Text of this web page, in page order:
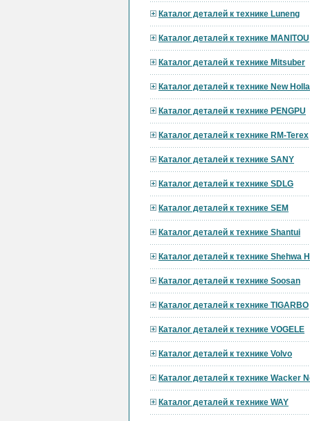
Каталог деталей к технике Luneng
Каталог деталей к технике MANITOU
Каталог деталей к технике Mitsuber
Каталог деталей к технике New
Каталог деталей к технике PENGPU
Каталог деталей к технике RM-Terex
Каталог деталей к технике SANY
Каталог деталей к технике SDLG
Каталог деталей к технике SEM
Каталог деталей к технике Shantui
Каталог деталей к технике Shehwa
Каталог деталей к технике Soosan
Каталог деталей к технике TIGARBO
Каталог деталей к технике VOGELE
Каталог деталей к технике Volvo
Каталог деталей к технике Wacker
Каталог деталей к технике WAY